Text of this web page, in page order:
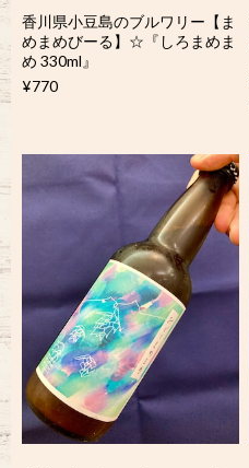
香川県小豆島のブルワリー【ま
めまめびーる】☆『しろまめま
め 330ml』
¥770